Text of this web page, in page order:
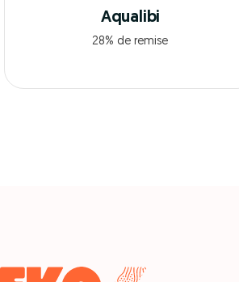
Aqualibi
28% de remise